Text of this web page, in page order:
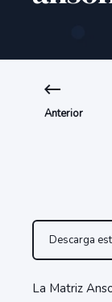
Anterior
Descarga
La Matriz